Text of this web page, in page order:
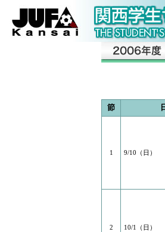
節
1 9/10（日）
2 10/1（日）